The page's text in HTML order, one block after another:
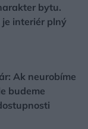
bytu.
interiér plný
Ak neurobíme
budeme